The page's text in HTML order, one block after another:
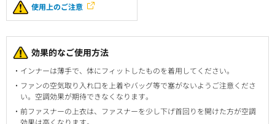
使用上のご注意
効果的なご使用方法
インナーは薄手で、体にフィットしたものを着用してください。
ファンの空気取り入れ口を上着やバッグ等で塞がないようご注意くださ
い。空調効果が期待できなくなります。
前ファスナーの上衣は、ファスナーを少し下げ首回りを開けた方が空調